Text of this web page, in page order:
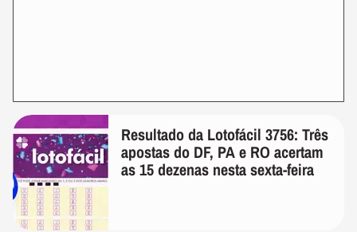
Resultado da Lotofácil 3756: Três
apostas do DF, PA e RO acertam
as 15 dezenas nesta sexta-feira